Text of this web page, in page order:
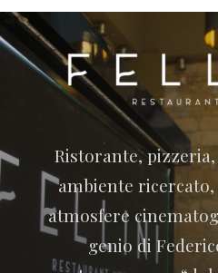
Ristorante,
ambiente
atmosfere
genio di